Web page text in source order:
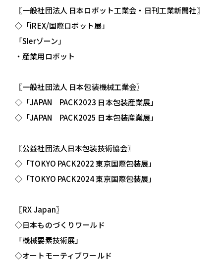
〖一般社団法人 日本ロボット工業会・日刊工業新聞社〗
◇「iREX/国際ロボット展」
「SIerゾーン」
・産業用ロボット
〖一般社団法人 日本包装機械工業会〗
◇「JAPAN PACK2023 日本包装産業展」
◇「JAPAN PACK2025 日本包装産業展」
〖公益社団法人日本包装技術協会〗
◇「TOKYO PACK2022 東京国際包装展」
◇「TOKYO PACK2024 東京国際包装展」
〖RX Japan〗
◇日本ものづくりワールド
「機械要素技術展」
◇オートモーティブワールド